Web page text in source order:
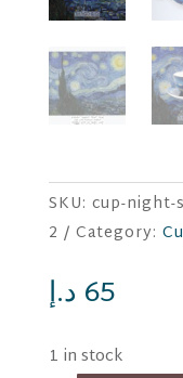
SKU: cup-night-
2
Category:
65 د.إ
1 in stock